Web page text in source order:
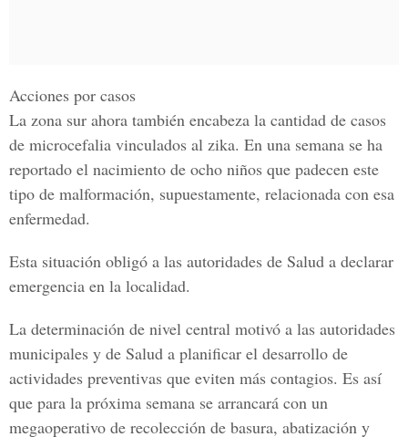
Acciones por casos
La zona sur ahora también encabeza la cantidad de casos
de microcefalia vinculados al zika. En una semana se ha
reportado el nacimiento de ocho niños que padecen este
tipo de malformación, supuestamente, relacionada con esa
enfermedad.
Esta situación obligó a las autoridades de Salud a declarar
emergencia en la localidad.
La determinación de nivel central motivó a las autoridades
municipales y de Salud a planificar el desarrollo de
actividades preventivas que eviten más contagios. Es así
que para la próxima semana se arrancará con un
megaoperativo de recolección de basura, abatización y